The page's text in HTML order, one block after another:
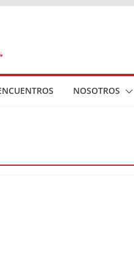
NOSOTROS